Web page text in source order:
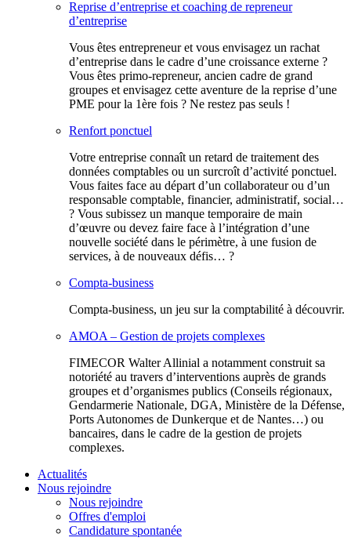
Reprise d’entreprise et coaching de repreneur
d’entreprise
Vous êtes entrepreneur et vous envisagez un rachat
d’entreprise dans le cadre d’une croissance externe ?
Vous êtes primo-repreneur, ancien cadre de grand
groupes et envisagez cette aventure de la reprise d’une
PME pour la 1ère fois ? Ne restez pas seuls !
Renfort ponctuel
Votre entreprise connaît un retard de traitement des
données comptables ou un surcroît d’activité ponctuel.
Vous faites face au départ d’un collaborateur ou d’un
responsable comptable, financier, administratif, social…
? Vous subissez un manque temporaire de main
d’œuvre ou devez faire face à l’intégration d’une
nouvelle société dans le périmètre, à une fusion de
services, à de nouveaux défis… ?
Compta-business
Compta-business, un jeu sur la comptabilité à découvrir.
AMOA – Gestion de projets complexes
FIMECOR Walter Allinial a notamment construit sa
notoriété au travers d’interventions auprès de grands
groupes et d’organismes publics (Conseils régionaux,
Gendarmerie Nationale, DGA, Ministère de la Défense,
Ports Autonomes de Dunkerque et de Nantes…) ou
bancaires, dans le cadre de la gestion de projets
complexes.
Actualités
Nous rejoindre
Nous rejoindre
Offres d'emploi
Candidature spontanée